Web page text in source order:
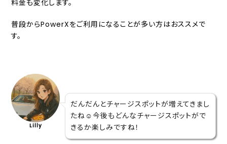
料金も変化します。
普段からPowerXをご利用になることが多い方はおススメで
す。
Lilly
だんだんとチャージスポットが増えてきまし
たね☺️今後もどんなチャージスポットがで
きるか楽しみですね！